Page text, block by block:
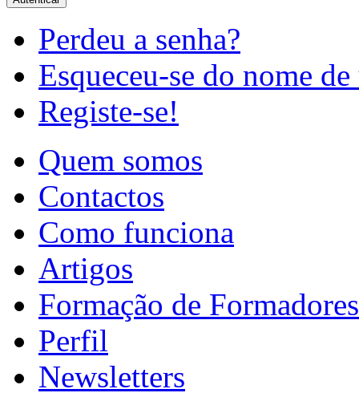
Perdeu a senha?
Esqueceu-se do nome
Registe-se!
Quem somos
Contactos
Como funciona
Artigos
Formação de Formadores
Perfil
Newsletters